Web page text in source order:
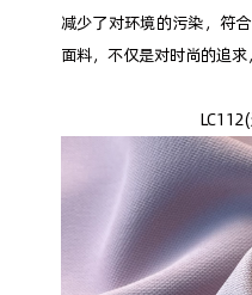
减少了对环境的污染，符
面料，不仅是对时尚的追求